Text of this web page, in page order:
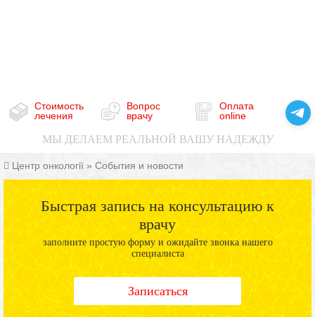
Стоимость
лечения
Вопрос
врачу
Оплата
online
МЫ ДЕЛАЕМ РЕАЛЬНОЙ ВАШУ НАДЕЖДУ
Центр онкології » События и новости
Быстрая запись на консультацию к
врачу
заполните простую форму и ожидайте звонка нашего
специалиста
Записаться